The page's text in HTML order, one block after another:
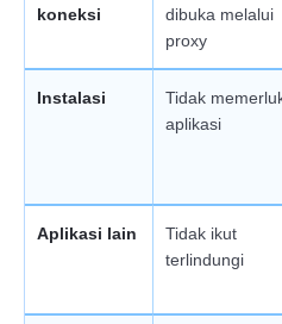
koneksi
dibuka melalui
proxy
Instalasi
Tidak
aplikasi
Aplikasi lain
Tidak ikut
terlindungi